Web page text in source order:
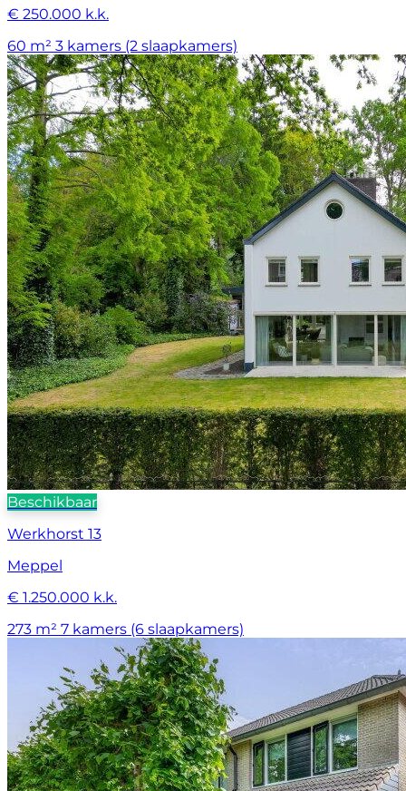
€ 250.000 k.k.
60 m² 3 kamers (2 slaapkamers)
Beschikbaar
Werkhorst 13
Meppel
€ 1.250.000 k.k.
273 m² 7 kamers (6 slaapkamers)